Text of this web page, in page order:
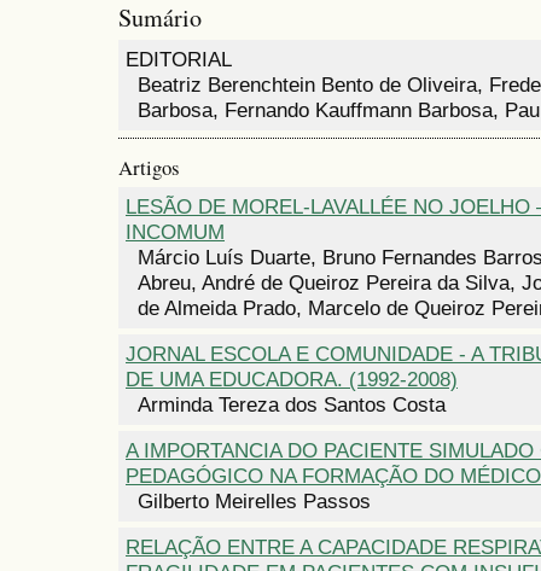
Sumário
EDITORIAL
Beatriz Berenchtein Bento de Oliveira,
Barbosa, Fernando Kauffmann Barbosa,
Artigos
LESÃO DE MOREL-LAVALLÉE NO JOELHO
INCOMUM
Márcio Luís Duarte, Bruno Fernandes
Abreu, André de Queiroz Pereira da Silva,
de Almeida Prado, Marcelo de Queiroz
JORNAL ESCOLA E COMUNIDADE - A
DE UMA EDUCADORA. (1992-2008)
Arminda Tereza dos Santos Costa
A IMPORTANCIA DO PACIENTE
PEDAGÓGICO NA FORMAÇÃO DO
Gilberto Meirelles Passos
RELAÇÃO ENTRE A CAPACIDADE